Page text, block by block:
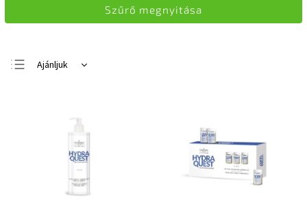
Ajánljuk
Legnépszerűbb
ABC szerint
Szűrő megnyitása